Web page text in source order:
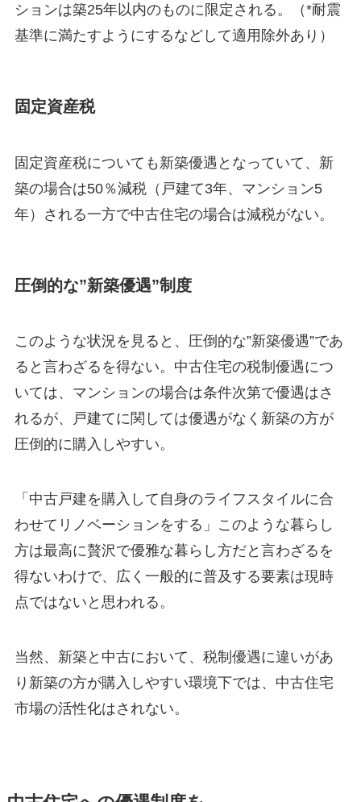
ションは築25年以内のものに限定される。（*耐震
基準に満たすようにするなどして適用除外あり）
固定資産税
固定資産税についても新築優遇となっていて、新
築の場合は50％減税（戸建て3年、マンション5
年）される一方で中古住宅の場合は減税がない。
圧倒的な”新築優遇”制度
このような状況を見ると、圧倒的な”新築優遇”であ
ると言わざるを得ない。中古住宅の税制優遇につ
いては、マンションの場合は条件次第で優遇はさ
れるが、戸建てに関しては優遇がなく新築の方が
圧倒的に購入しやすい。
「中古戸建を購入して自身のライフスタイルに合
わせてリノベーションをする」このような暮らし
方は最高に贅沢で優雅な暮らし方だと言わざるを
得ないわけで、広く一般的に普及する要素は現時
点ではないと思われる。
当然、新築と中古において、税制優遇に違いがあ
り新築の方が購入しやすい環境下では、中古住宅
市場の活性化はされない。